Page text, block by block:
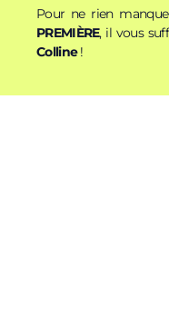
Pour ne rien
PREMIÈRE, il vous
Colline!